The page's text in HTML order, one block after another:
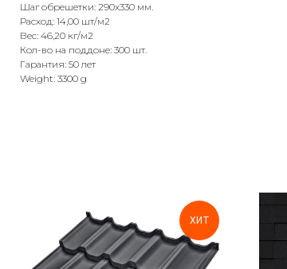
Шаг обрешетки: 290x330 мм.
Расход: 14,00 шт/м2
Вес: 46,20 кг/м2
Кол-во на поддоне: 300 шт.
Гарантия: 50 лет
Weight: 3300 g
ХИТ